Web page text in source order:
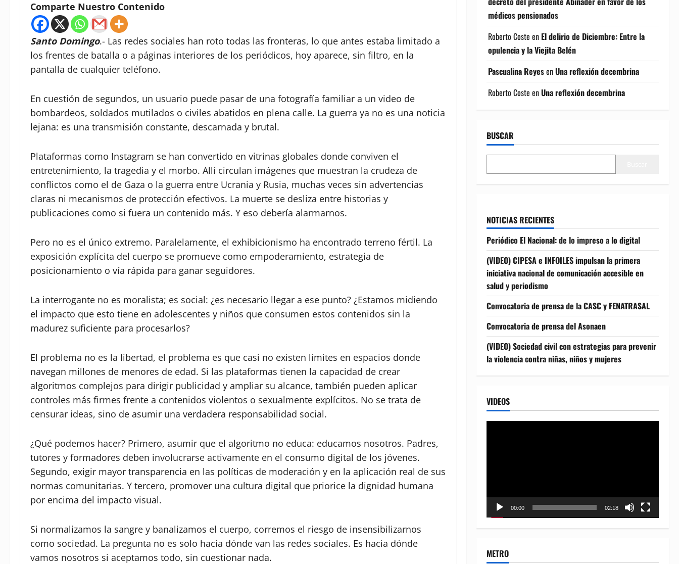
Comparte Nuestro Contenido
Santo Domingo.- Las redes sociales han roto todas las fronteras, lo que antes estaba limitado a
los frentes de batalla o a páginas interiores de los periódicos, hoy aparece, sin filtro, en la
pantalla de cualquier teléfono.
En cuestión de segundos, un usuario puede pasar de una fotografía familiar a un video de
bombardeos, soldados mutilados o civiles abatidos en plena calle. La guerra ya no es una noticia
lejana: es una transmisión constante, descarnada y brutal.
Plataformas como Instagram se han convertido en vitrinas globales donde conviven el
entretenimiento, la tragedia y el morbo. Allí circulan imágenes que muestran la crudeza de
conflictos como el de Gaza o la guerra entre Ucrania y Rusia, muchas veces sin advertencias
claras ni mecanismos de protección efectivos. La muerte se desliza entre historias y
publicaciones como si fuera un contenido más. Y eso debería alarmarnos.
Pero no es el único extremo. Paralelamente, el exhibicionismo ha encontrado terreno fértil. La
exposición explícita del cuerpo se promueve como empoderamiento, estrategia de
posicionamiento o vía rápida para ganar seguidores.
La interrogante no es moralista; es social: ¿es necesario llegar a ese punto? ¿Estamos midiendo
el impacto que esto tiene en adolescentes y niños que consumen estos contenidos sin la
madurez suficiente para procesarlos?
El problema no es la libertad, el problema es que casi no existen límites en espacios donde
navegan millones de menores de edad. Si las plataformas tienen la capacidad de crear
algoritmos complejos para dirigir publicidad y ampliar su alcance, también pueden aplicar
controles más firmes frente a contenidos violentos o sexualmente explícitos. No se trata de
censurar ideas, sino de asumir una verdadera responsabilidad social.
¿Qué podemos hacer? Primero, asumir que el algoritmo no educa: educamos nosotros. Padres,
tutores y formadores deben involucrarse activamente en el consumo digital de los jóvenes.
Segundo, exigir mayor transparencia en las políticas de moderación y en la aplicación real de sus
normas comunitarias. Y tercero, promover una cultura digital que priorice la dignidad humana
por encima del impacto visual.
Si normalizamos la sangre y banalizamos el cuerpo, corremos el riesgo de insensibilizarnos
como sociedad. La pregunta no es solo hacia dónde van las redes sociales. Es hacia dónde
vamos nosotros si aceptamos todo, sin cuestionar nada.
médicos pensionados
Roberto Coste en El delirio de Diciembre: Entre la
opulencia y la Viejita Belén
Pascualina ReyesenUna reflexión decembrina
Roberto Coste enUna reflexión decembrina
BUSCAR
NOTICIAS RECIENTES
Periódico El Nacional: de lo impreso a lo digital
(VIDEO) CIPESA e INFOILES impulsan la primera
iniciativa nacional de comunicación accesible en
salud y periodismo
Convocatoria de prensa de la CASC y FENATRASAL
Convocatoria de prensa del Asonaen
(VIDEO) Sociedad civil con estrategias para prevenir
la violencia contra niñas, niños y mujeres
VIDEOS
00:00 02:18
METRO